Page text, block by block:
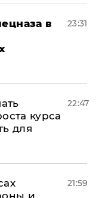
в
23:31
курса
для
22:47
и
21:59